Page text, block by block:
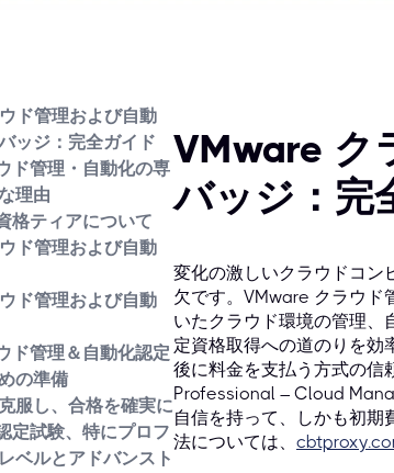
ド管理および自動
ッジ：完全ガイド
ド管理・自動化の専
理由
格ティアについて
ド管理および自動
ド管理および自動
ド管理＆自動化認定
の準備
服し、合格を確実に
定試験、特にプロフ
ベルとアドバンスト
VMware ク
バッジ：完
変化の激しいクラウドコン
欠です。VMware クラウド
いたクラウド環境の管理、
定資格取得への道のりを
後に料金を支払う方式の
Professional – Cloud
自信を持って、しかも初
法については、